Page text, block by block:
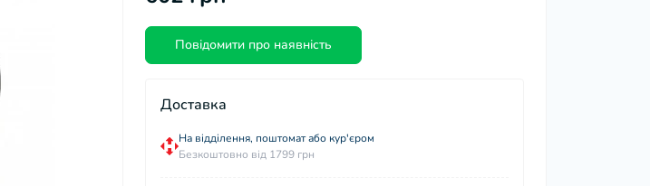
Повідомити про наявність
Доставка
На відділення, поштомат або кур'єром
Безкоштовно від 1799 грн